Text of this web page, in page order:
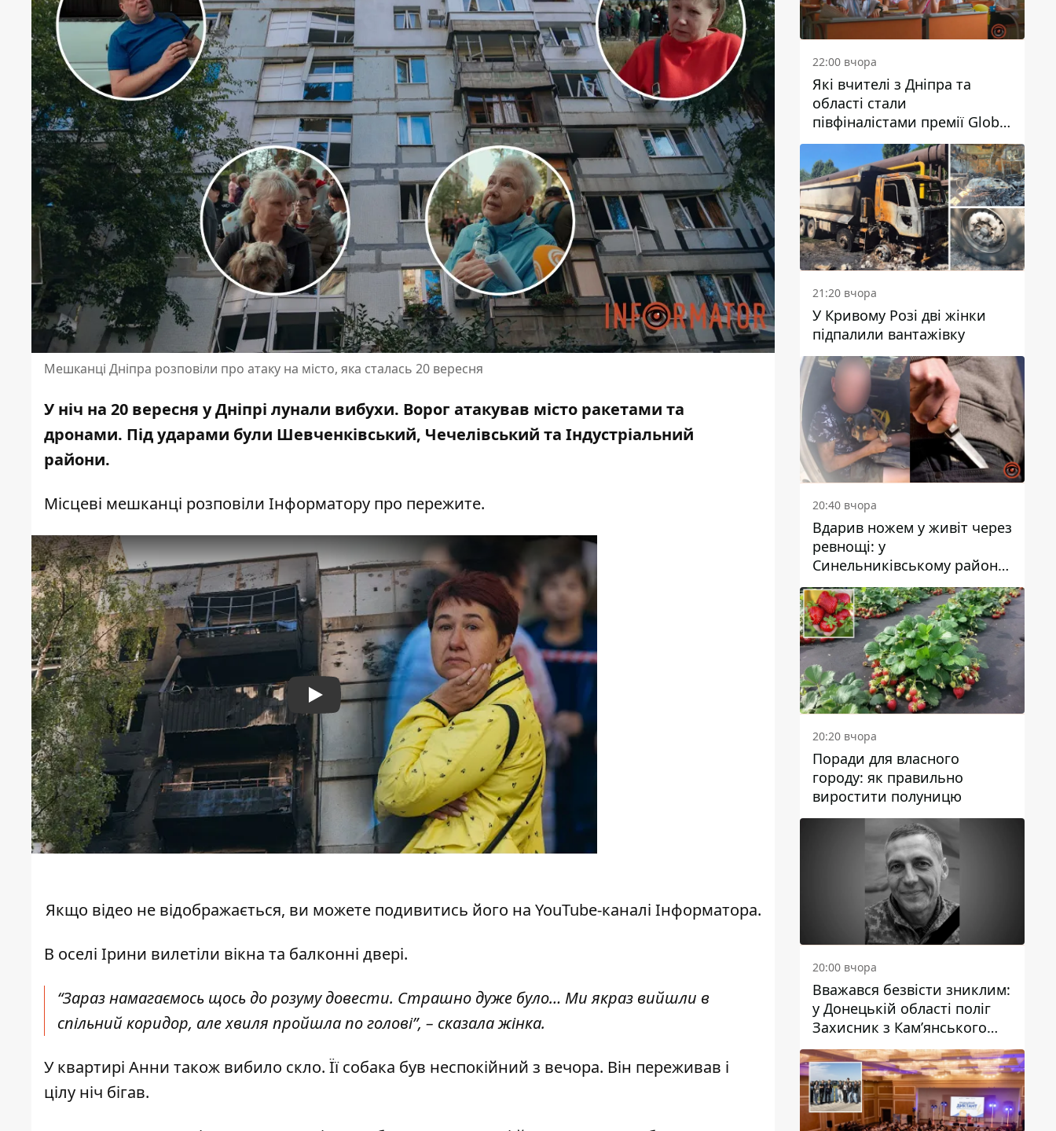
Мешканці Дніпра розповіли про атаку на місто, яка сталась 20 вересня
У ніч на 20 вересня у Дніпрі лунали вибухи. Ворог атакував місто ракетами та
дронами. Під ударами були Шевченківський, Чечелівський та Індустріальний
райони.
Місцеві мешканці розповіли Інформатору про пережите.
Play
Якщо відео не відображається, ви можете подивитись його на YouTube-каналі Інформатора.
В оселі Ірини вилетіли вікна та балконні двері.
“Зараз намагаємось щось до розуму довести. Страшно дуже було… Ми якраз вийшли в
спільний коридор, але хвиля пройшла по голові”, – сказала жінка.
У квартирі Анни також вибило скло. Її собака був неспокійний з вечора. Він переживав і
цілу ніч бігав.
22:00 вчора
Які вчителі з Дніпра та
області стали
півфіналістами премії Global
Teacher Prize Ukraine 2026
21:20 вчора
У Кривому Розі дві жінки
підпалили вантажівку
20:40 вчора
Вдарив ножем у живіт через
ревнощі: у
Синельниківському районі
затримали 49-річного
чоловіка за вбивство
20:20 вчора
Поради для власного
городу: як правильно
виростити полуницю
20:00 вчора
Вважався безвісти зниклим:
у Донецькій області поліг
Захисник з Кам’янського
Антон Красовський